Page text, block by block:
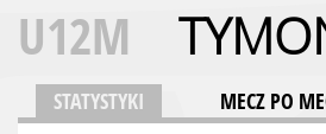
U12M
STATYSTYKI MECZ PO